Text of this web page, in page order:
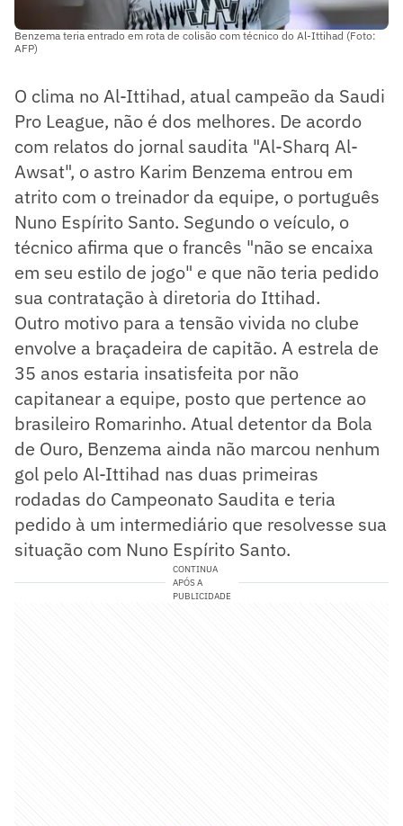
Benzema teria entrado em rota de colisão com técnico do Al-Ittihad (Foto:
AFP)
O clima no Al-Ittihad, atual campeão da Saudi
Pro League, não é dos melhores. De acordo
com relatos do jornal saudita "Al-Sharq Al-
Awsat", o astro Karim Benzema entrou em
atrito com o treinador da equipe, o português
Nuno Espírito Santo. Segundo o veículo, o
técnico afirma que o francês "não se encaixa
em seu estilo de jogo" e que não teria pedido
sua contratação à diretoria do Ittihad.
Outro motivo para a tensão vivida no clube
envolve a braçadeira de capitão. A estrela de
35 anos estaria insatisfeita por não
capitanear a equipe, posto que pertence ao
brasileiro Romarinho. Atual detentor da Bola
de Ouro, Benzema ainda não marcou nenhum
gol pelo Al-Ittihad nas duas primeiras
rodadas do Campeonato Saudita e teria
pedido à um intermediário que resolvesse sua
situação com Nuno Espírito Santo.
CONTINUA
APÓS A
PUBLICIDADE